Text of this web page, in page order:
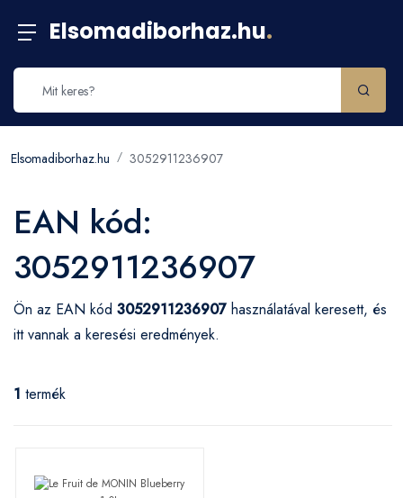
Elsomadiborhaz.hu.
Elsomadiborhaz.hu 3052911236907
EAN kód:
3052911236907
Ön az EAN kód 3052911236907 használatával keresett, és
itt vannak a keresési eredmények.
1 termék